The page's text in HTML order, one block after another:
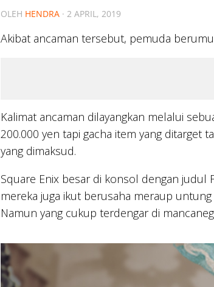
OLEH HENDRA · 2 APRIL, 2019
Akibat ancaman tersebut, pemuda
Kalimat ancaman dilayangkan melalui
200.000 yen tapi gacha item yang ditarget
yang dimaksud.
Square Enix besar di konsol dengan
mereka juga ikut berusaha meraup
Namun yang cukup terdengar di